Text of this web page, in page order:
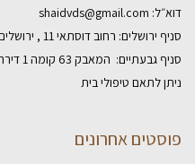
דוא״ל: shaidvds@gmail.com
סניף ירושלים: רחוב דוסתאי 11 , ירושלים
סניף גבעתיים: המאבק 63 קומה 1 דירה 3
ניתן לתאם טיפולי בית
פוסטים אחרונים